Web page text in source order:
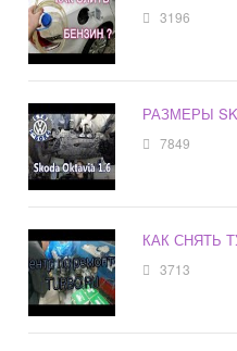
3196
РАЗМЕРЫ
7849
КАК СНЯТЬ
3713